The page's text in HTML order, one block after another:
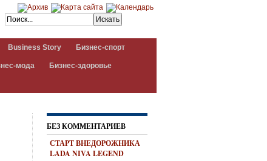
Business Story Бизнес-спорт
мода Бизнес-здоровье
БЕЗ КОММЕНТАРИЕВ
СТАРТ ВНЕДОРОЖНИКА
LADA NIVA LEGEND